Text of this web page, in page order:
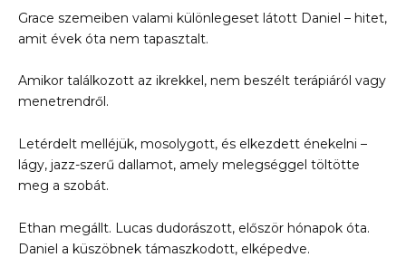
Grace szemeiben valami különlegeset látott Daniel – hitet,
amit évek óta nem tapasztalt.
Amikor találkozott az ikrekkel, nem beszélt terápiáról vagy
menetrendről.
Letérdelt melléjük, mosolygott, és elkezdett énekelni –
lágy, jazz-szerű dallamot, amely melegséggel töltötte
meg a szobát.
Ethan megállt. Lucas dudorászott, először hónapok óta.
Daniel a küszöbnek támaszkodott, elképedve.